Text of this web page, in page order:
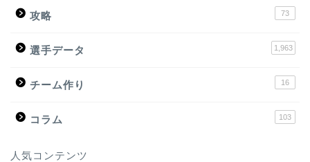
攻略 73
選手データ 1,963
チーム作り 16
コラム 103
人気コンテンツ